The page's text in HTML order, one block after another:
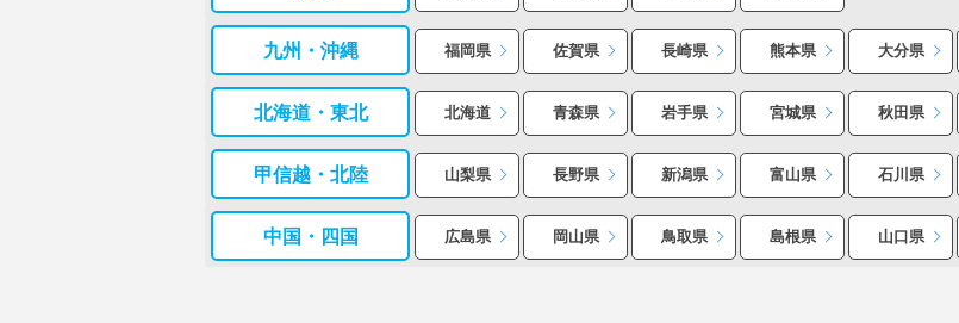
九州・沖縄 福岡県 佐賀県 長崎県 熊本県 大分県
北海道・東北 北海道 青森県 岩手県 宮城県 秋田県
甲信越・北陸 山梨県 長野県 新潟県 富山県 石川県
中国・四国 広島県 岡山県 鳥取県 島根県 山口県